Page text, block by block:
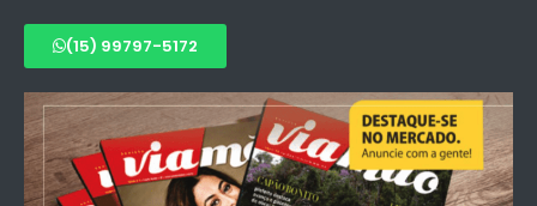
(15) 99797-5172